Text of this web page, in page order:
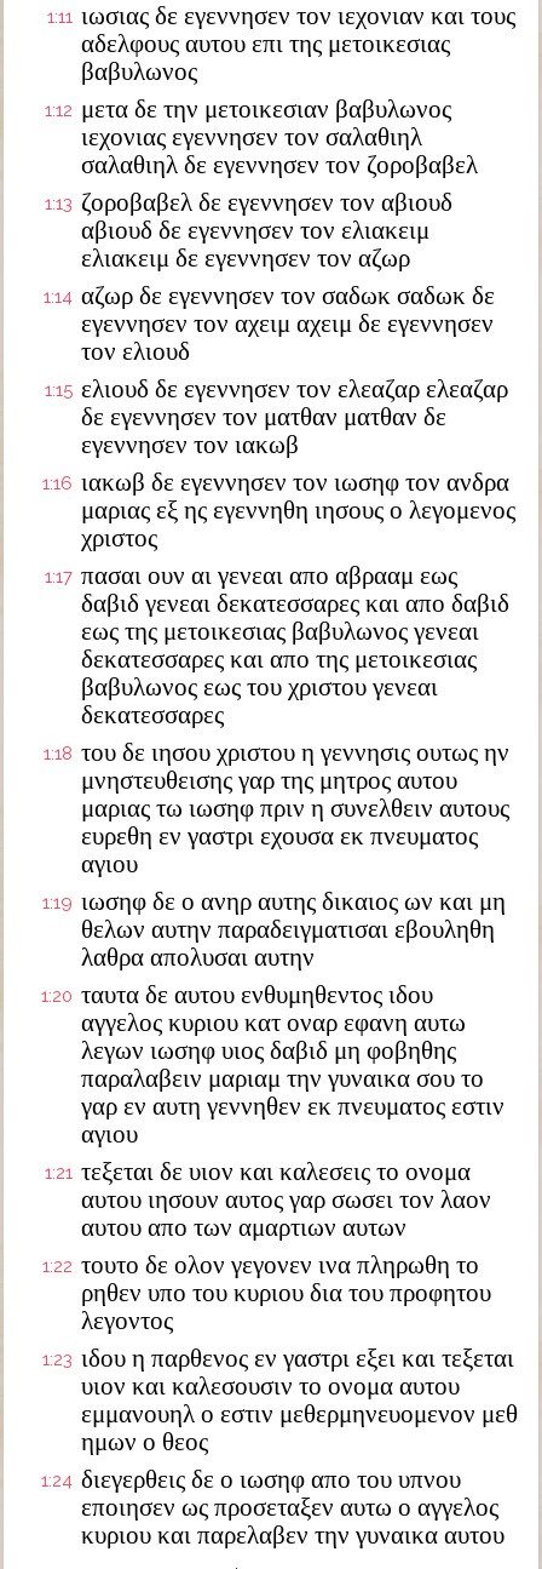
1:11 ιωσιας δε εγεννησεν τον ιεχονιαν και τους
αδελφους αυτου επι της μετοικεσιας
βαβυλωνος
1:12 μετα δε την μετοικεσιαν βαβυλωνος
ιεχονιας εγεννησεν τον σαλαθιηλ
σαλαθιηλ δε εγεννησεν τον ζοροβαβελ
1:13 ζοροβαβελ δε εγεννησεν τον αβιουδ
αβιουδ δε εγεννησεν τον ελιακειμ
ελιακειμ δε εγεννησεν τον αζωρ
1:14 αζωρ δε εγεννησεν τον σαδωκ σαδωκ δε
εγεννησεν τον αχειμ αχειμ δε εγεννησεν
τον ελιουδ
1:15 ελιουδ δε εγεννησεν τον ελεαζαρ ελεαζαρ
δε εγεννησεν τον ματθαν ματθαν δε
εγεννησεν τον ιακωβ
1:16 ιακωβ δε εγεννησεν τον ιωσηφ τον ανδρα
μαριας εξ ης εγεννηθη ιησους ο λεγομενος
χριστος
1:17 πασαι ουν αι γενεαι απο αβρααμ εως
δαβιδ γενεαι δεκατεσσαρες και απο δαβιδ
εως της μετοικεσιας βαβυλωνος γενεαι
δεκατεσσαρες και απο της μετοικεσιας
βαβυλωνος εως του χριστου γενεαι
δεκατεσσαρες
1:18 του δε ιησου χριστου η γεννησις ουτως ην
μνηστευθεισης γαρ της μητρος αυτου
μαριας τω ιωσηφ πριν η συνελθειν αυτους
ευρεθη εν γαστρι εχουσα εκ πνευματος
αγιου
1:19 ιωσηφ δε ο ανηρ αυτης δικαιος ων και μη
θελων αυτην παραδειγματισαι εβουληθη
λαθρα απολυσαι αυτην
1:20 ταυτα δε αυτου ενθυμηθεντος ιδου
αγγελος κυριου κατ οναρ εφανη αυτω
λεγων ιωσηφ υιος δαβιδ μη φοβηθης
παραλαβειν μαριαμ την γυναικα σου το
γαρ εν αυτη γεννηθεν εκ πνευματος εστιν
αγιου
1:21 τεξεται δε υιον και καλεσεις το ονομα
αυτου ιησουν αυτος γαρ σωσει τον λαον
αυτου απο των αμαρτιων αυτων
1:22 τουτο δε ολον γεγονεν ινα πληρωθη το
ρηθεν υπο του κυριου δια του προφητου
λεγοντος
1:23 ιδου η παρθενος εν γαστρι εξει και τεξεται
υιον και καλεσουσιν το ονομα αυτου
εμμανουηλ ο εστιν μεθερμηνευομενον μεθ
ημων ο θεος
1:24 διεγερθεις δε ο ιωσηφ απο του υπνου
εποιησεν ως προσεταξεν αυτω ο αγγελος
κυριου και παρελαβεν την γυναικα αυτου